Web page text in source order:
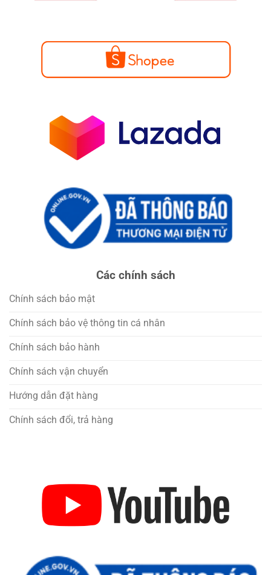
Các chính sách
Chính sách bảo mật
Chính sách bảo vệ thông tin cá nhân
Chính sách bảo hành
Chính sách vận chuyển
Hướng dẫn đặt hàng
Chính sách đổi, trả hàng